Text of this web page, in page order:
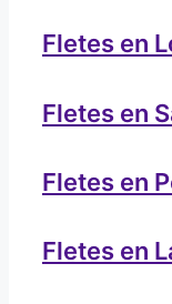
Fletes en
Fletes en
Fletes en
Fletes en